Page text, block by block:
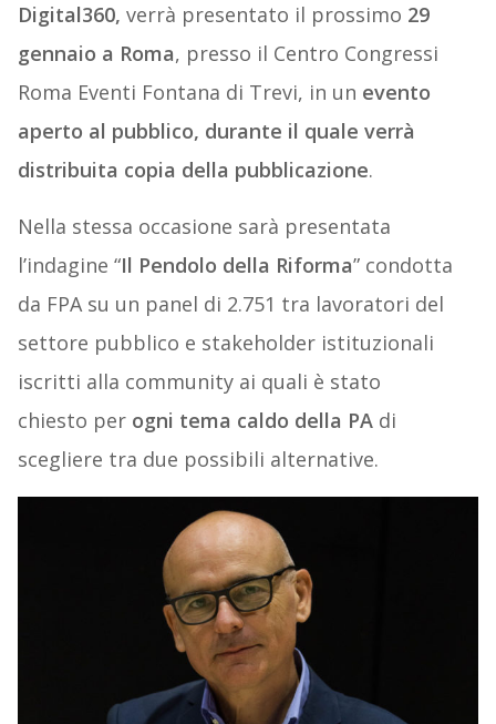
Digital360, verrà presentato il prossimo 29
gennaio a Roma, presso il Centro Congressi
Roma Eventi Fontana di Trevi, in un evento
aperto al pubblico, durante il quale verrà
distribuita copia della pubblicazione.
Nella stessa occasione sarà presentata
l’indagine “Il Pendolo della Riforma” condotta
da FPA su un panel di 2.751 tra lavoratori del
settore pubblico e stakeholder istituzionali
iscritti alla community ai quali è stato
chiesto per ogni tema caldo della PAdi
scegliere tra due possibili alternative.